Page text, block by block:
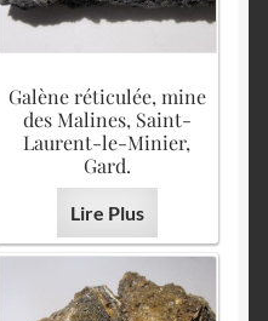
Galène réticulée, mine
des Malines, Saint-
Laurent-le-Minier,
Gard.
Lire Plus